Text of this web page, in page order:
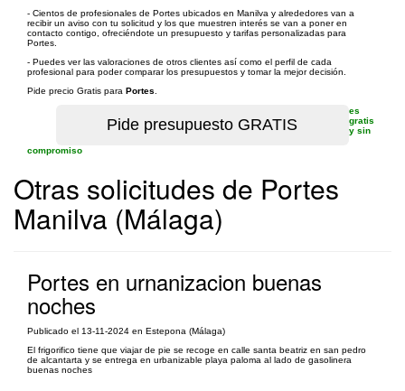
- Cientos de profesionales de Portes ubicados en Manilva y alrededores van a
recibir un aviso con tu solicitud y los que muestren interés se van a poner en
contacto contigo, ofreciéndote un presupuesto y tarifas personalizadas para
Portes.
- Puedes ver las valoraciones de otros clientes así como el perfil de cada
profesional para poder comparar los presupuestos y tomar la mejor decisión.
Pide precio Gratis para Portes
es
gratis
y sin
compromiso
Otras solicitudes de Portes
Manilva (Málaga)
Portes en urnanizacion buenas
noches
Publicado el 13-11-2024 en Estepona (Málaga)
El frigorifico tiene que viajar de pie se recoge en calle santa beatriz en san pedro
de alcantarta y se entrega en urbanizable playa paloma al lado de gasolinera
buenas noches